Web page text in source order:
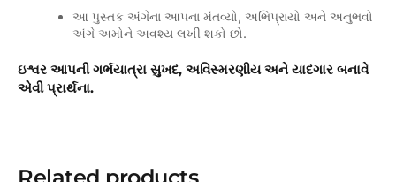
આ પુસ્તક અંગેના આપના મંતવ્યો, અભિપ્રાયો અને અનુભવો
અંગે અમોને અવશ્ય લખી શકો છો.
ઇશ્વર આપની ગર્ભયાત્રા સુખદ, અવિસ્મરણીય અને યાદગાર બનાવે
એવી પ્રાર્થના.